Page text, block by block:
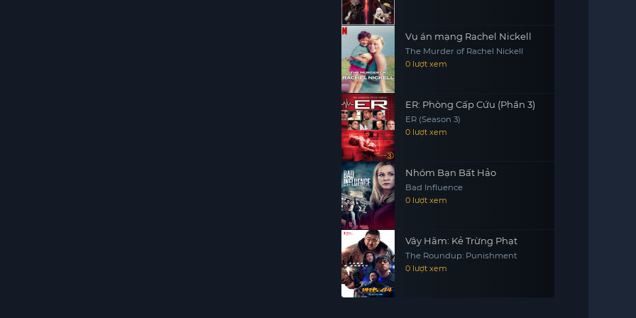
Vụ án mạng Rachel Nickell
The Murder of Rachel Nickell
0 lượt xem
ER: Phòng Cấp Cứu (Phần 3)
ER (Season 3)
0 lượt xem
Nhóm Bạn Bất Hảo
Bad Influence
0 lượt xem
Vây Hãm: Kẻ Trừng Phạt
The Roundup: Punishment
0 lượt xem